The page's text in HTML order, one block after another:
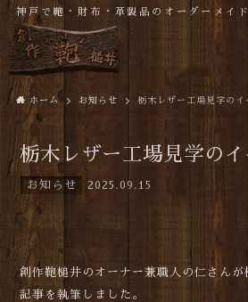
神戸で鞄・財布・革製品のオーダーメイ
ホーム お知らせ 栃木レザー工場見学のイ
栃木レザー工場見学の
お知らせ 2025.09.15
創作鞄槌井のオーナー兼職人の仁さんが
記事を執筆しました。